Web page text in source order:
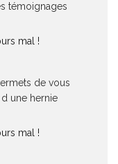
témoignages
mal !
de vous
une hernie
mal !